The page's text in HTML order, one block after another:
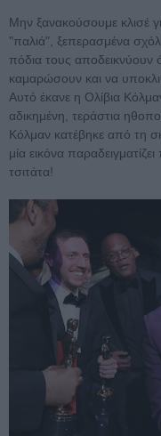
Μην ξανακούσουμε κλισέ
"παλιά", ξεπερασμένα
πόδια τους αποδεικνύουν
καμαρώσουν και να
Αυτό έκανε η Ολίβια
αδικημένη, τεράστια
Κόλμαν κατέβηκε από τη
μία εικόνα
τσιτάτα!